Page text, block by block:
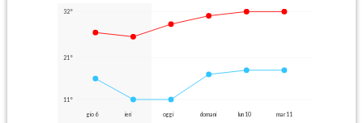
32°
21°
11°
gio 6 ieri oggi domani lun 10 mar 11